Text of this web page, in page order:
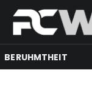
BERUHMTHEIT